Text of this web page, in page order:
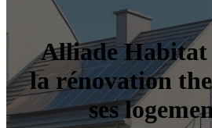
Alliade Habitat
la rénovation
ses